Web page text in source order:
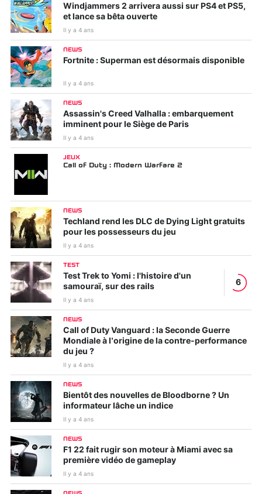
Windjammers 2 arrivera aussi sur PS4 et PS5,
et lance sa bêta ouverte
Il y a 4 ans
NEWS
Fortnite : Superman est désormais disponible
Il y a 4 ans
NEWS
Assassin's Creed Valhalla : embarquement
imminent pour le Siège de Paris
Il y a 4 ans
JEUX
Call of Duty : Modern Warfare 2
NEWS
Techland rend les DLC de Dying Light gratuits
pour les possesseurs du jeu
Il y a 4 ans
TEST
Test Trek to Yomi : l'histoire d'un
samouraï, sur des rails
Il y a 4 ans
6
NEWS
Call of Duty Vanguard : la Seconde Guerre
Mondiale à l’origine de la contre-performance
du jeu ?
Il y a 4 ans
NEWS
Bientôt des nouvelles de Bloodborne ? Un
informateur lâche un indice
Il y a 4 ans
NEWS
F1 22 fait rugir son moteur à Miami avec sa
première vidéo de gameplay
Il y a 4 ans